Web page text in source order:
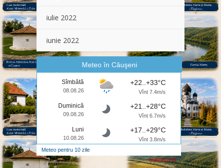
iulie 2022
iunie 2022
Meteo în Căuşeni
Sîmbătă
08.08.26
+22..+33°C
Vînt 7.4m/s
Duminică
09.08.26
+21..+28°C
Vînt 6.7m/s
Luni
10.08.26
+17..+29°C
Vînt 3.8m/s
Meteo pentru 10 zile
meteo2.md